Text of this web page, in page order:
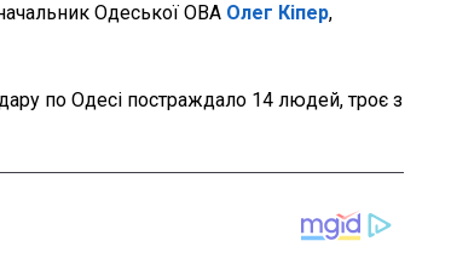
Одеської ОВА Олег Кіпер,
по Одесі постраждало 14 людей, троє з